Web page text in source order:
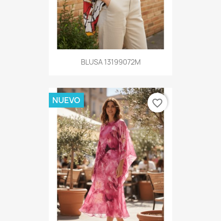
BLUSA 13199072M
NUEVO favorite_border